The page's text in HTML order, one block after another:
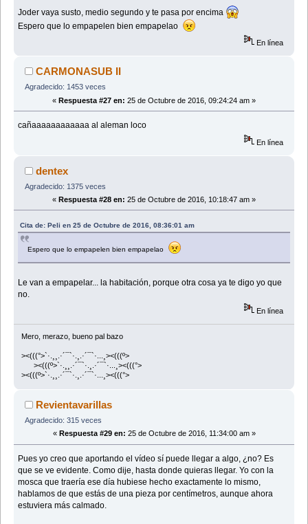
Joder vaya susto, medio segundo y te pasa por encima
Espero que lo empapelen bien empapelao
En línea
CARMONASUB II
Agradecido: 1453 veces
« Respuesta #27 en: 25 de Octubre de 2016, 09:24:24 am »
cañaaaaaaaaaaaa al aleman loco
En línea
dentex
Agradecido: 1375 veces
« Respuesta #28 en: 25 de Octubre de 2016, 10:18:47 am »
Cita de: Peli en 25 de Octubre de 2016, 08:36:01 am
Espero que lo empapelen bien empapelao
Le van a empapelar... la habitación, porque otra cosa ya te digo yo que
no.
En línea
Mero, merazo, bueno pal bazo
><(((°>`·.¸¸.·´¯`·.¸.·´¯`·...¸><(((º>
><(((º>`·.¸¸.·´¯`·.¸.·´¯`·...¸><(((°>
><(((º>`·.¸¸.·´¯`·.¸.·´¯`·...¸><(((°>
Revientavarillas
Agradecido: 315 veces
« Respuesta #29 en: 25 de Octubre de 2016, 11:34:00 am »
Pues yo creo que aportando el vídeo sí puede llegar a algo, ¿no? Es
que se ve evidente. Como dije, hasta donde quieras llegar. Yo con la
mosca que traería ese día hubiese hecho exactamente lo mismo,
hablamos de que estás de una pieza por centímetros, aunque ahora
estuviera más calmado.